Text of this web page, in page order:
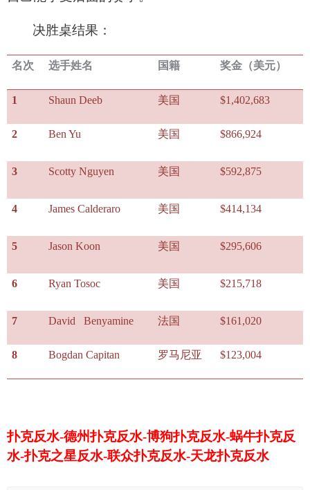
决胜桌结果：
名次 选手姓名 国籍 奖金（美元）
1 Shaun Deeb 美国 $1,402,683
2 Ben Yu 美国 $866,924
3 Scotty Nguyen 美国 $592,875
4 James Calderaro 美国 $414,134
5 Jason Koon 美国 $295,606
6 Ryan Tosoc 美国 $215,718
7 David Benyamine 法国 $161,020
8 Bogdan Capitan 罗马尼亚 $123,004
扑克反水-德州扑克反水-博狗扑克反水-蜗牛扑克反
水-扑克之星反水-联众扑克反水-天龙扑克反水